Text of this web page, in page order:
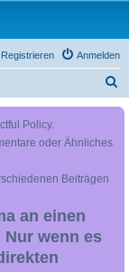
Anmelden
Registrieren
Policy.
oder Ähnliches
Beiträgen
an einen
wenn es